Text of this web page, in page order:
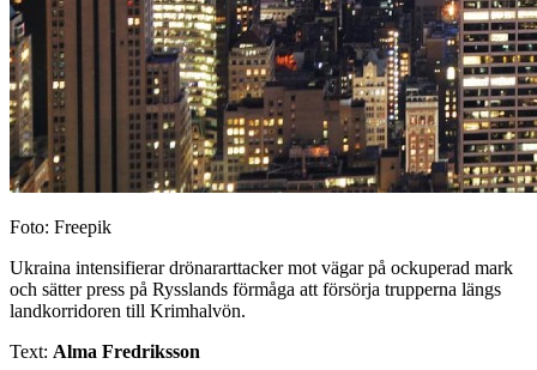
Foto: Freepik
Ukraina intensifierar drönararttacker mot vägar på ockuperad mark
och sätter press på Rysslands förmåga att försörja trupperna längs
landkorridoren till Krimhalvön.
Text: Alma Fredriksson